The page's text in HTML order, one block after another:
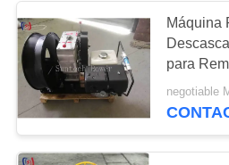
ORÇAMENTO
MAPA
DO
SITE
Vem
braçadeira
Máquina
para
Cabos
negotiable